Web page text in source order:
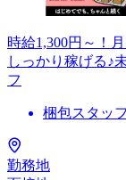
時給1,300円～！
しっかり稼げる♪
フ
梱包スタッフ
勤務地